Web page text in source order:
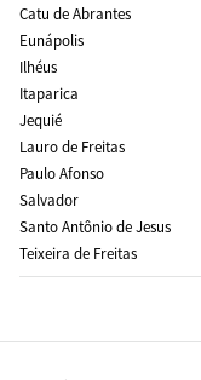
Catu de Abrantes
Eunápolis
Ilhéus
Itaparica
Jequié
Lauro de Freitas
Paulo Afonso
Salvador
Santo Antônio de Jesus
Teixeira de Freitas